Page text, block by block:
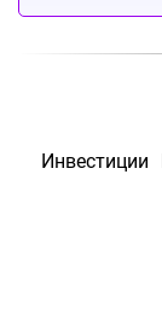
Инвестиции